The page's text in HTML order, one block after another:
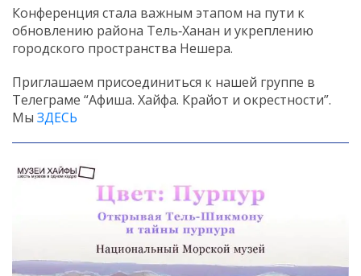
Конференция стала важным этапом на пути к
обновлению района Тель‑Ханан и укреплению
городского пространства Нешера.
Приглашаем присоединиться к нашей группе в
Телеграме “Афиша. Хайфа. Крайот и окрестности”.
Мы ЗДЕСЬ